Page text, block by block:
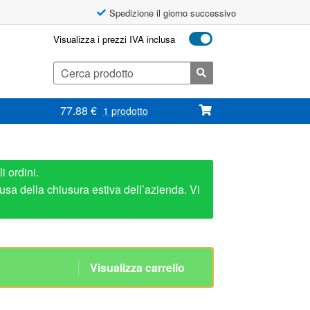
Spedizione il giorno successivo
Visualizza i prezzi IVA inclusa
Cerca:
77.88 € 1 prodotto
ordini.
della chiusura estiva dell’azienda. Vi
Lift-O-Mat